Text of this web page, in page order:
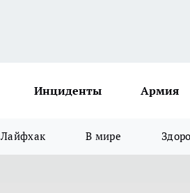
Инциденты Армия
Лайфхак В мире